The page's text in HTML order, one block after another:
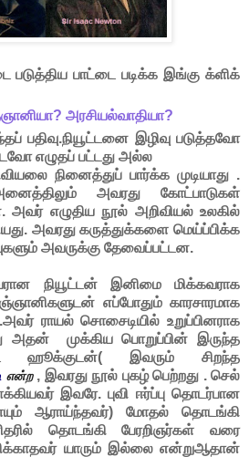
படுத்திய பாட்டை படிக்க இங்கு க்ளிக்
அரசியல்வாதியா?
இழிவு படுத்தவோ
எழுதப் பட்டது அல்ல
நினைத்துப் பார்க்க முடியாது .
அவரது கோட்பாடுகள்
அவர் எழுதிய நூல் அறிவியல் உலகில்
அவரது கருத்துக்களை மெய்ப்பிக்க
அவருக்கு தேவைப்பட்டன.
நியூட்டன் இனிமை மிக்கவராக
எப்போதும் காரசாரமாக
ராயல் சொசைடியில் உறுப்பினராக
அதன் முக்கிய பொறுப்பின் இருந்த
ஹூக்குடன்( இவரும் சிறந்த
என்ற , இவரது நூல் புகழ் பெற்றது . செல்
இவரே. புவி ஈர்ப்பு தொடர்பான
ஆராய்ந்தவர்) மோதல் தொடங்கி
தொடங்கி பேரறிஞர்கள் வரை
யாரும் இல்லை என்றுஆதான்